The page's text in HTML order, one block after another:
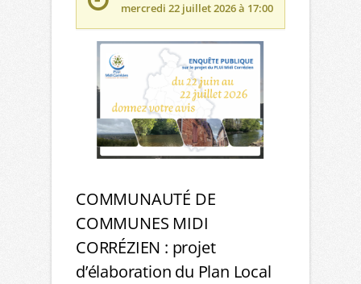
mercredi 22 juillet 2026 à 17:00
COMMUNAUTÉ DE
COMMUNES MIDI
CORRÉZIEN : projet
d’élaboration du Plan Local